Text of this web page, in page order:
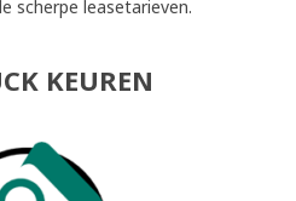
scherpe leasetarieven.
KEUREN